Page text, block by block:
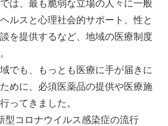
は、最も脆弱な立場の人々に一般
ルスと心理社会的サポート、性と
を提供するなど、地域の医療制度
でも、もっとも医療に手が届きに
めに、必須医薬品の提供や医療施
ってきました。
型コロナウイルス感染症の流行